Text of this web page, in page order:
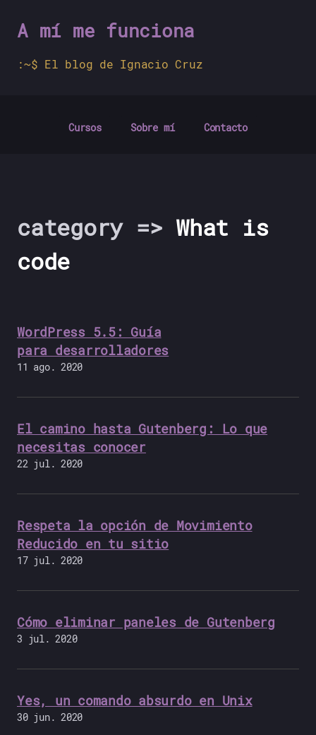
A mí me funciona
El blog de Ignacio Cruz
Cursos Sobre mí Contacto
category=> What is
code
WordPress 5.5: Guía
para desarrolladores
11 ago. 2020
El camino hasta Gutenberg: Lo que
necesitas conocer
22 jul. 2020
Respeta la opción de Movimiento
Reducido en tu sitio
17 jul. 2020
Cómo eliminar paneles de Gutenberg
3 jul. 2020
Yes, un comando absurdo en Unix
30 jun. 2020